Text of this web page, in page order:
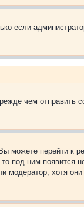
если
чем отправить
можете перейти к
под ним появится
модератор, хотя